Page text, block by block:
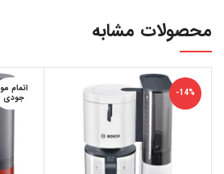
محصولات مشابه
-14%
اتمام مو
جودی